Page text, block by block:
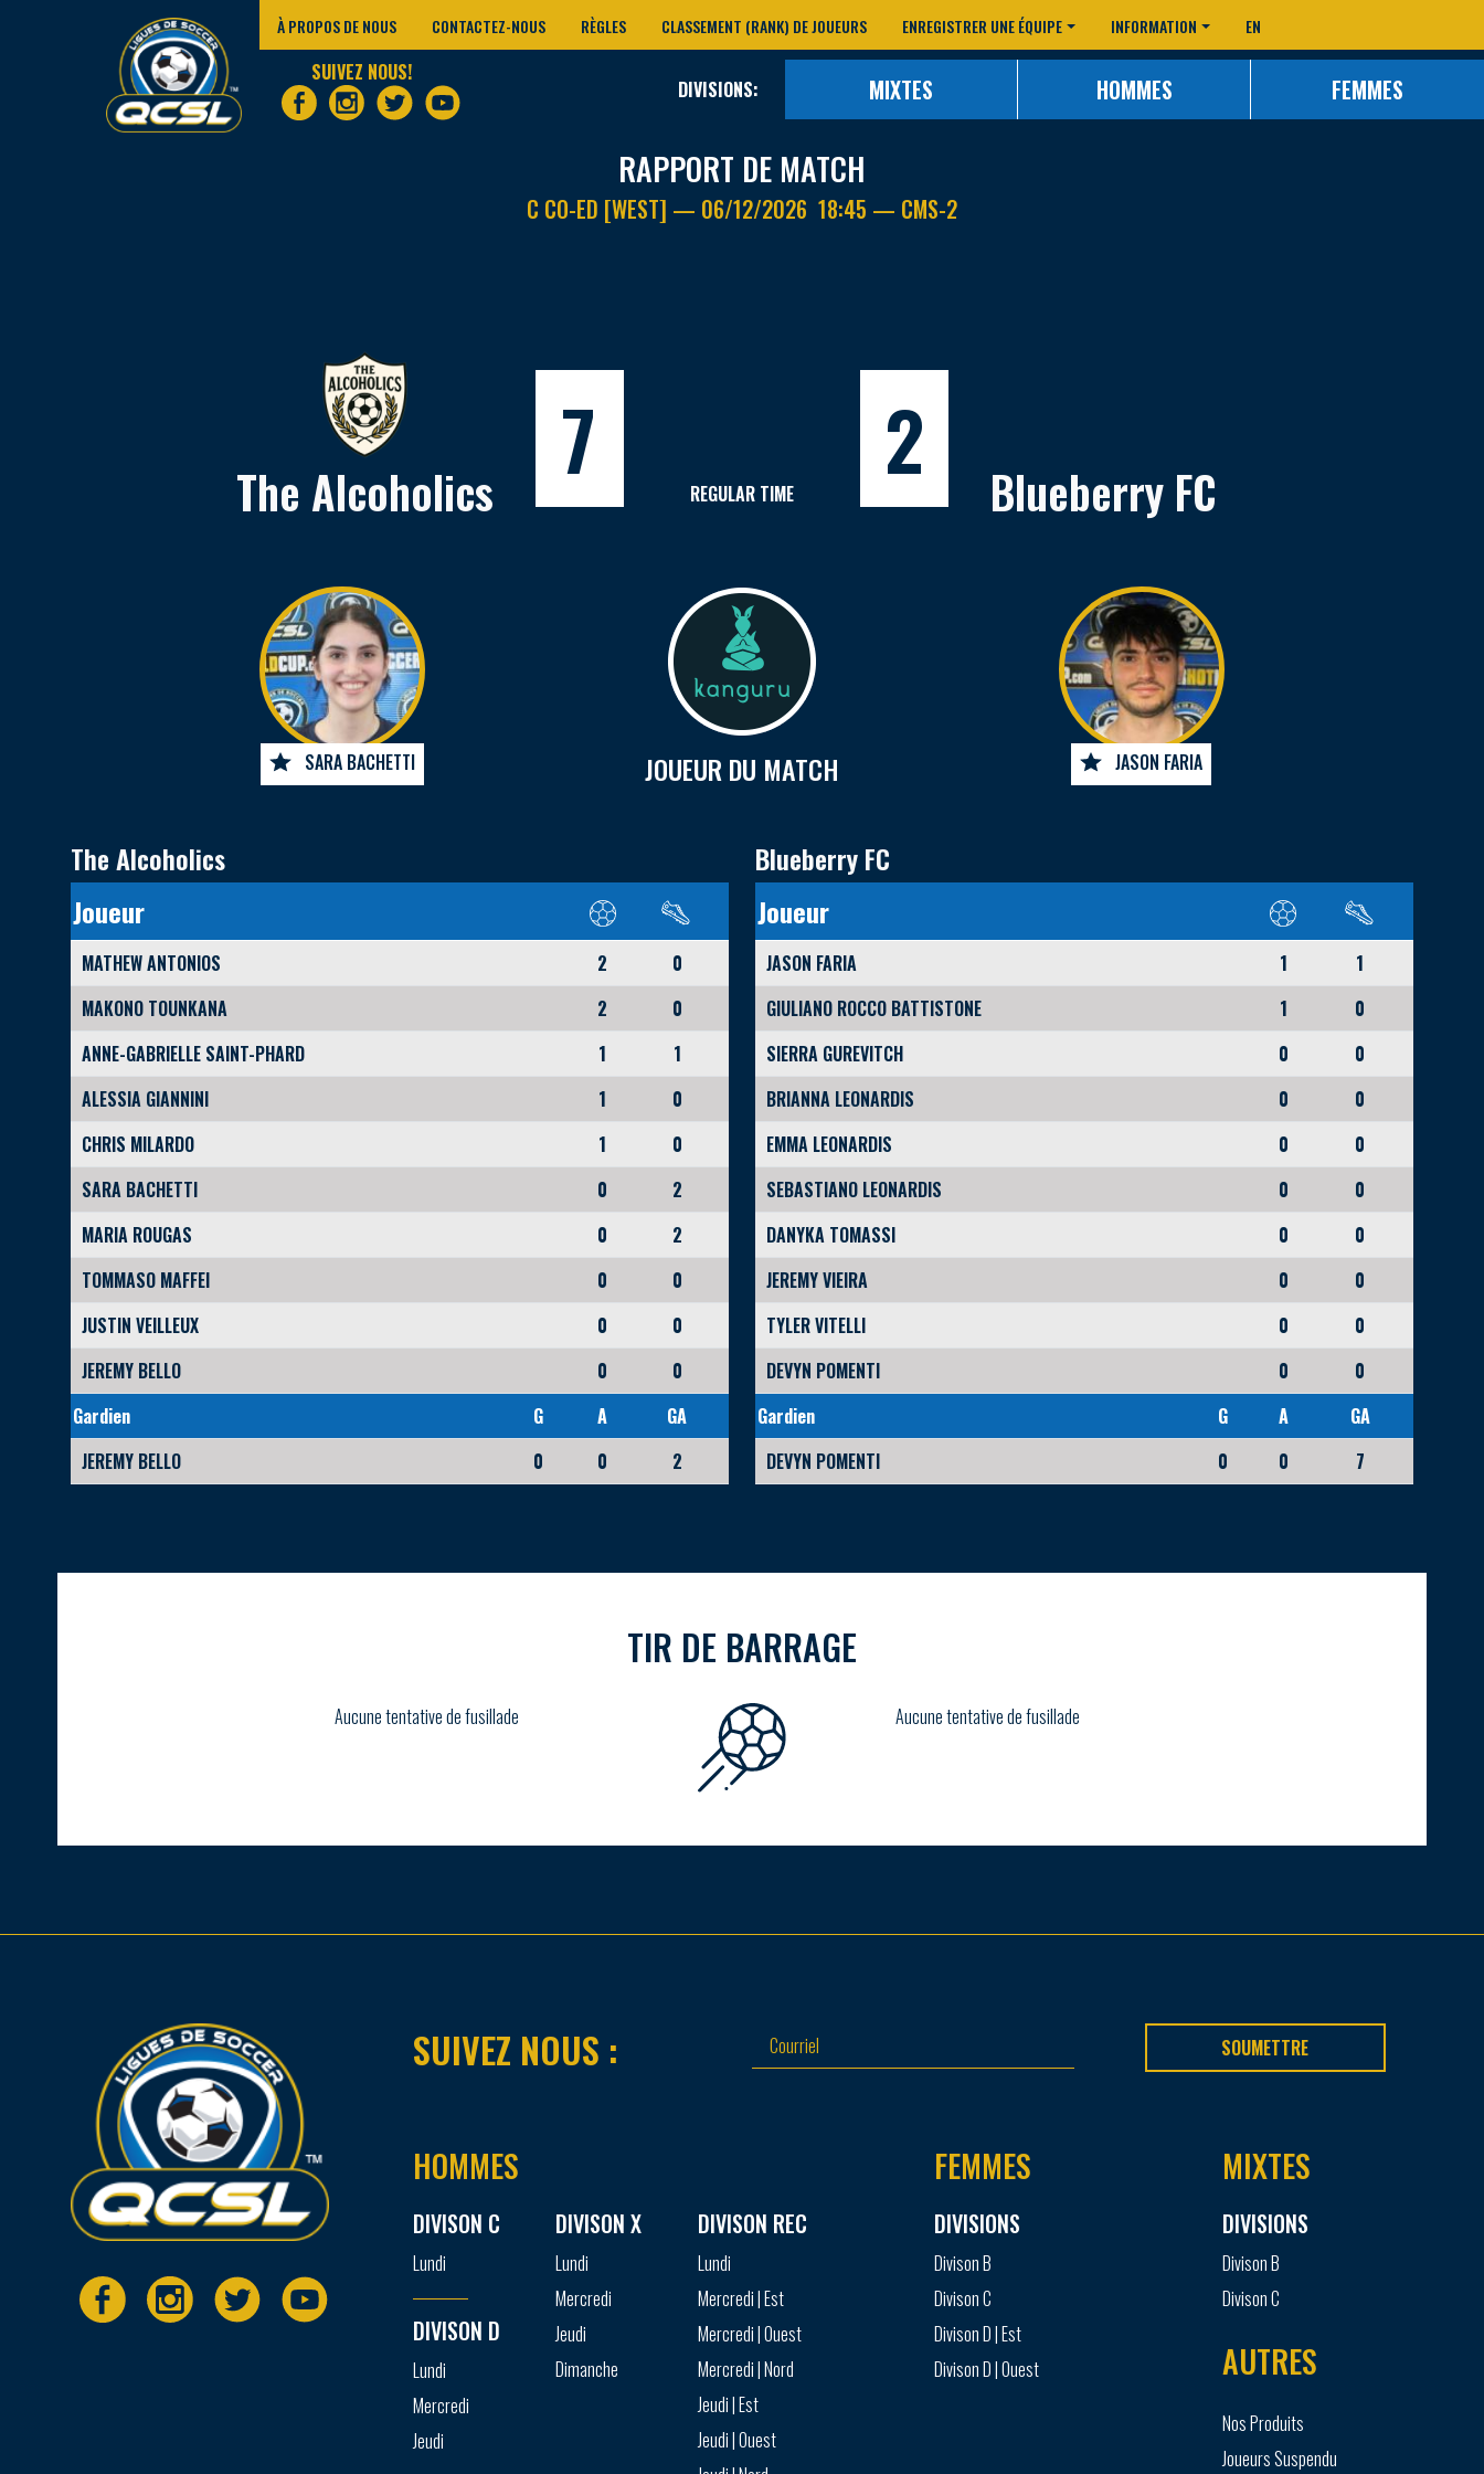
À PROPOS DE NOUS CONTACTEZ-NOUS RÈGLES CLASSEMENT (RANK) DE JOUEURS ENREGISTRER UNE ÉQUIPE INFORMATION EN
SUIVEZ NOUS!
DIVISIONS: MIXTES HOMMES FEMMES
RAPPORT DE MATCH
C CO-ED [WEST] — 06/12/2026 18:45 — CMS-2
The Alcoholics 7 REGULAR TIME 2 Blueberry FC
SARA BACHETTI JOUEUR DU MATCH JASON FARIA
The Alcoholics
Joueur
MATHEW ANTONIOS 2
0
MAKONO TOUNKANA
2
0
ANNE-GABRIELLE SAINT-PHARD
1
1
ALESSIA GIANNINI
1
0
CHRIS MILARDO
1
0
SARA BACHETTI
0
2
MARIA ROUGAS
0
2
TOMMASO MAFFEI
0
0
JUSTIN VEILLEUX
0
0
JEREMY BELLO
0
0
Gardien
G A
GA
JEREMY BELLO
0 0 2
Blueberry FC
Joueur
JASON FARIA 1
1
GIULIANO ROCCO BATTISTONE
1
0
SIERRA GUREVITCH
0
0
BRIANNA LEONARDIS
0
0
EMMA LEONARDIS
0
0
SEBASTIANO LEONARDIS
0
0
DANYKA TOMASSI
0
0
JEREMY VIEIRA
0
0
TYLER VITELLI
0
0
DEVYN POMENTI
0
0
Gardien
G A
GA
DEVYN POMENTI
0 0 7
TIR DE BARRAGE
Aucune tentative de fusillade Aucune tentative de fusillade
SUIVEZ NOUS : SOUMETTRE
HOMMES
DIVISON C
Lundi
DIVISON D
Lundi
Mercredi
Jeudi
DIVISON X
Lundi
Mercredi
Jeudi
Dimanche
DIVISON REC
Lundi
Mercredi | Est
Mercredi | Ouest
Mercredi | Nord
Jeudi | Est
Jeudi | Ouest
FEMMES
DIVISIONS
Divison B
Divison C
Divison D | Est
Divison D | Ouest
MIXTES
DIVISIONS
Divison B
Divison C
AUTRES
Nos Produits
Joueurs Suspendu